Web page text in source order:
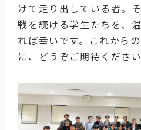
けて走り出している者。
戦を続ける学生たちを、
れば幸いです。これから
に、どうぞご期待ください